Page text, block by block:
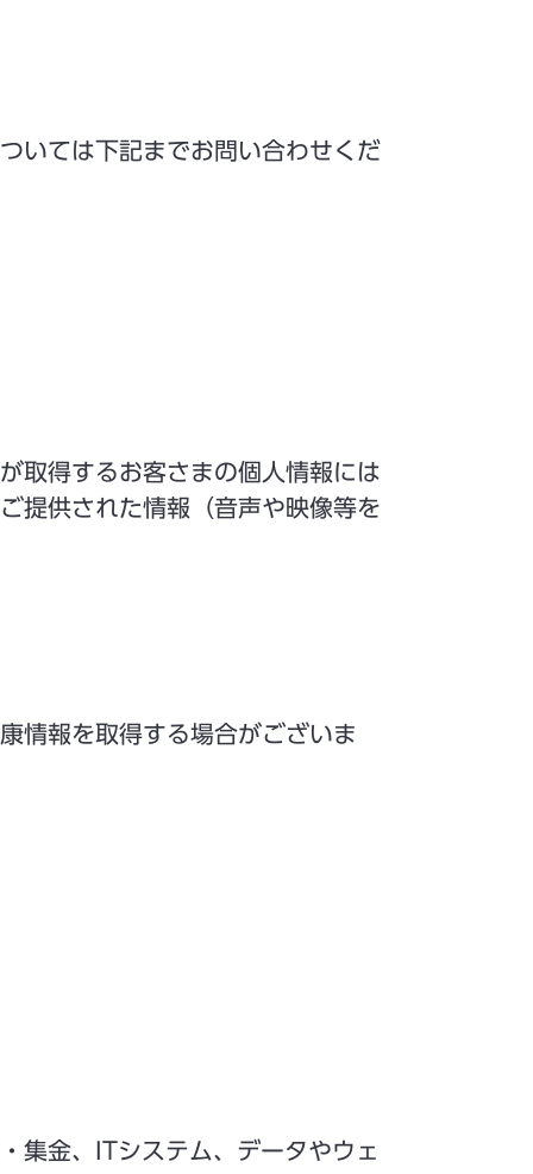
いては下記までお問い合わせくだ
取得するお客さまの個人情報には
提供された情報（音声や映像等を
情報を取得する場合がございま
集金、ITシステム、データやウェ